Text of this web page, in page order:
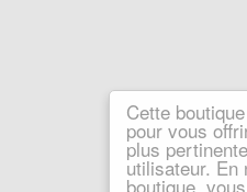
Cette
pour vous
plus
utilisateur. En
boutique,